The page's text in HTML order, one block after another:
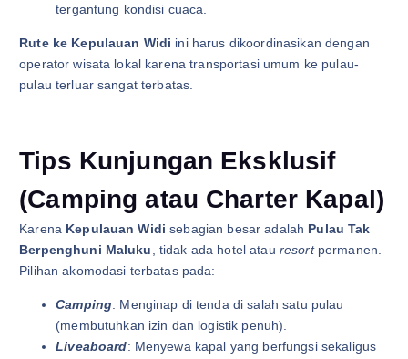
tergantung kondisi cuaca.
Rute ke Kepulauan Widi ini harus dikoordinasikan dengan
operator wisata lokal karena transportasi umum ke pulau-
pulau terluar sangat terbatas.
Tips Kunjungan Eksklusif
(Camping atau Charter Kapal)
Karena Kepulauan Widi sebagian besar adalah Pulau Tak
Berpenghuni Maluku
, tidak ada hotel atau resortpermanen.
Pilihan akomodasi terbatas pada:
Camping: Menginap di tenda di salah satu pulau
(membutuhkan izin dan logistik penuh).
Liveaboard: Menyewa kapal yang berfungsi sekaligus